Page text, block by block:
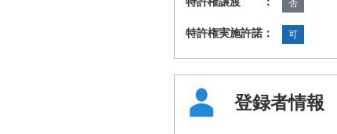
否
特許権実施許諾： 可
登録者情報